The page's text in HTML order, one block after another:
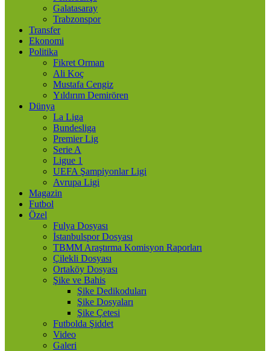
Galatasaray
Trabzonspor
Transfer
Ekonomi
Politika
Fikret Orman
Ali Koç
Mustafa Cengiz
Yıldırım Demirören
Dünya
La Liga
Bundesliga
Premier Lig
Serie A
Ligue 1
UEFA Şampiyonlar Ligi
Avrupa Ligi
Magazin
Futbol
Özel
Fulya Dosyası
İstanbulspor Dosyası
TBMM Araştırma Komisyon Raporları
Çilekli Dosyası
Ortaköy Dosyası
Şike ve Bahis
Şike Dedikoduları
Şike Dosyaları
Şike Çetesi
Futbolda Şiddet
Video
Galeri